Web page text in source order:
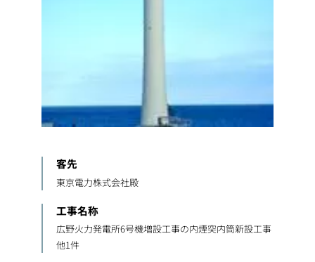
客先
東京電力株式会社殿
工事名称
広野火力発電所6号機増設工事の内煙突内筒新設工事
他1件